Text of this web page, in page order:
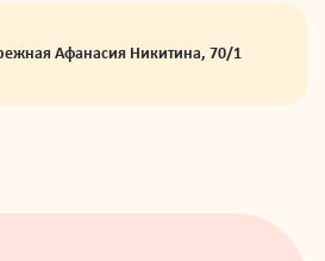
Афанасия Никитина, 70/1